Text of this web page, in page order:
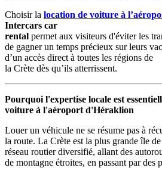
Choisir la location de voiture à
Intercars car
rental permet aux visiteurs d'éviter les
de gagner un temps précieux sur leurs
d’un accès direct à toutes les régions de
la Crète dès qu’ils atterrissent.
Pourquoi l'expertise locale est
voiture à l'aéroport d'Héraklion
Louer un véhicule ne se résume pas à
la route. La Crète est la plus grande île
réseau routier diversifié, allant des
de montagne étroites, en passant par des